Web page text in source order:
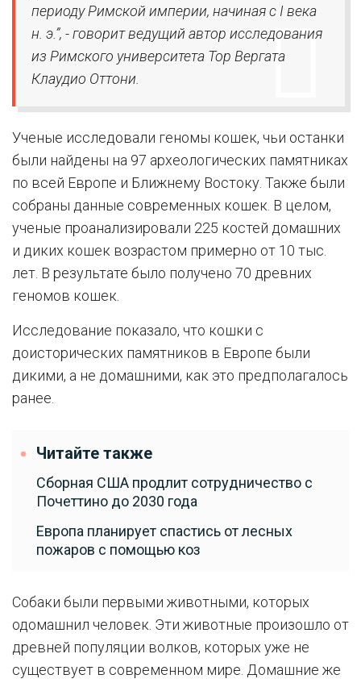
периоду Римской империи, начиная с I века
н. э.”, - говорит ведущий автор исследования
из Римского университета Тор Вергата
Клаудио Оттони.
Ученые исследовали геномы кошек, чьи останки
были найдены на 97 археологических памятниках
по всей Европе и Ближнему Востоку. Также были
собраны данные современных кошек. В целом,
ученые проанализировали 225 костей домашних
и диких кошек возрастом примерно от 10 тыс.
лет. В результате было получено 70 древних
геномов кошек.
Исследование показало, что кошки с
доисторических памятников в Европе были
дикими, а не домашними, как это предполагалось
ранее.
Читайте также
Сборная США продлит сотрудничество с
Почеттино до 2030 года
Европа планирует спастись от лесных
пожаров с помощью коз
Собаки были первыми животными, которых
одомашнил человек. Эти животные произошло от
древней популяции волков, которых уже не
существует в современном мире. Домашние же